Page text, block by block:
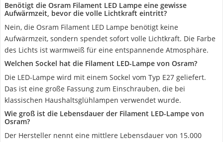
Benötigt die Osram Filament LED Lampe eine gewisse
Aufwärmzeit, bevor die volle Lichtkraft eintritt?
Nein, die Osram Filament LED Lampe benötigt keine
Aufwärmzeit, sondern spendet sofort volle Lichtkraft. Die Farbe
des Lichts ist warmweiß für eine entspannende Atmosphäre.
Welchen Sockel hat die Filament LED-Lampe von Osram?
Die LED-Lampe wird mit einem Sockel vom Typ E27 geliefert.
Das ist eine große Fassung zum Einschrauben, die bei
klassischen Haushaltsglühlampen verwendet wurde.
Wie groß ist die Lebensdauer der Filament LED-Lampe von
Osram?
Der Hersteller nennt eine mittlere Lebensdauer von 15.000